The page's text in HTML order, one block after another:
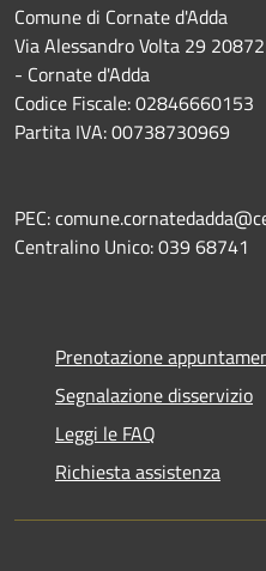
Comune di Cornate d'Adda
Via Alessandro Volta 29
- Cornate d'Adda
Codice Fiscale: 02846660153
Partita IVA: 00738730969
PEC:
Centralino Unico: 039 68741
Prenotazione
Segnalazione disservizio
Leggi le FAQ
Richiesta assistenza